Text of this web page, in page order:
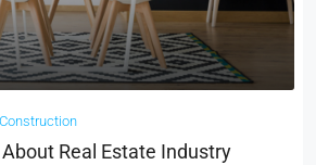
Construction
Real Estate Industry